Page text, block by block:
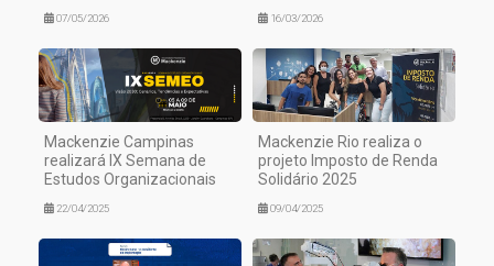
07/05/2026 16/03/2026
Mackenzie Campinas
realizará IX Semana de
Estudos Organizacionais
22/04/2025
Mackenzie Rio realiza o
projeto Imposto de Renda
Solidário 2025
09/04/2025